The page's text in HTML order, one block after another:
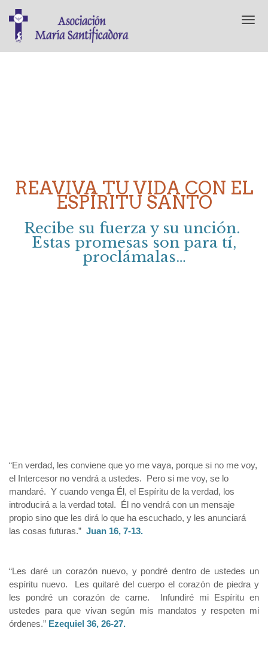
T
o
REAVIVA TU VIDA CON EL
ESPÍRITU SANTO
Recibe su fuerza y su unción.
Estas promesas son para tí,
proclámalas…
“En verdad, les conviene que yo me vaya, porque si no me voy,
el Intercesor no vendrá a ustedes. Pero si me voy, se lo
mandaré. Y cuando venga Él, el Espíritu de la verdad, los
introducirá a la verdad total. Él no vendrá con un mensaje
propio sino que les dirá lo que ha escuchado, y les anunciará
las cosas futuras.” Juan 16, 7-13.
“Les daré un corazón nuevo, y pondré dentro de ustedes un
espíritu nuevo. Les quitaré del cuerpo el corazón de piedra y
les pondré un corazón de carne. Infundiré mi Espíritu en
ustedes para que vivan según mis mandatos y respeten mi
órdenes.” Ezequiel 36, 26-27.